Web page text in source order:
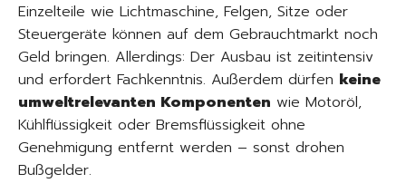
Einzelteile wie Lichtmaschine, Felgen, Sitze oder
Steuergeräte können auf dem Gebrauchtmarkt noch
Geld bringen. Allerdings: Der Ausbau ist zeitintensiv
und erfordert Fachkenntnis. Außerdem dürfen keine
umweltrelevanten Komponenten wie Motoröl,
Kühlflüssigkeit oder Bremsflüssigkeit ohne
Genehmigung entfernt werden – sonst drohen
Bußgelder.